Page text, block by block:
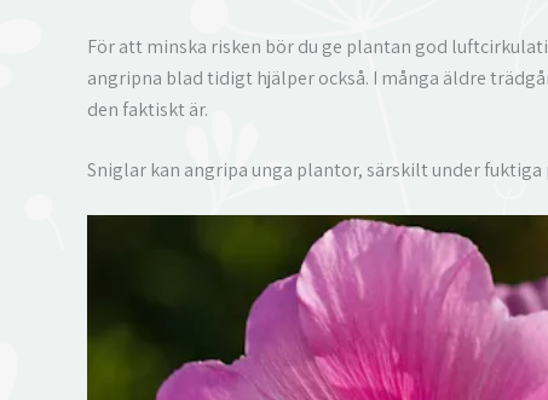
För att minska risken bör du ge plantan god
angripna blad tidigt hjälper också. I många äldre
den faktiskt är.
Sniglar kan angripa unga plantor, särskilt under